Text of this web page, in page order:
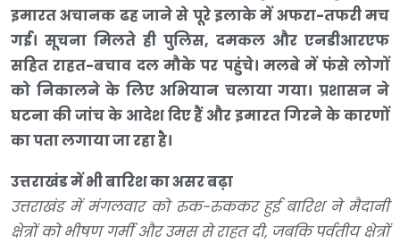
इमारत अचानक ढह जाने से पूरे इलाके में अफरा-तफरी मच
गई। सूचना मिलते ही पुलिस, दमकल और एनडीआरएफ
सहित राहत-बचाव दल मौके पर पहुंचे। मलबे में फंसे लोगों
को निकालने के लिए अभियान चलाया गया। प्रशासन ने
घटना की जांच के आदेश दिए हैं और इमारत गिरने के कारणों
का पता लगाया जा रहा है।
उत्तराखंड में भी बारिश का असर बढ़ा
उत्तराखंड में मंगलवार को रुक-रुककर हुई बारिश ने मैदानी
क्षेत्रों को भीषण गर्मी और उमस से राहत दी, जबकि पर्वतीय क्षेत्रों